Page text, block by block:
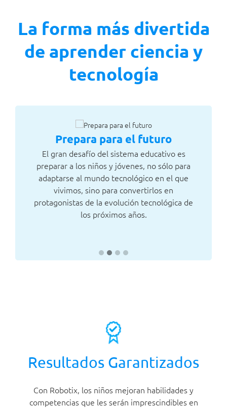
La forma más divertida
de aprender ciencia y
tecnología
Prepara para el futuro
El gran desafío del sistema educativo es
preparar a los niños y jóvenes, no sólo para
adaptarse al mundo tecnológico en el que
vivimos, sino para convertirlos en
protagonistas de la evolución tecnológica de
los próximos años.
Resultados Garantizados
Con Robotix, los niños mejoran habilidades y
competencias que les serán imprescindibles en